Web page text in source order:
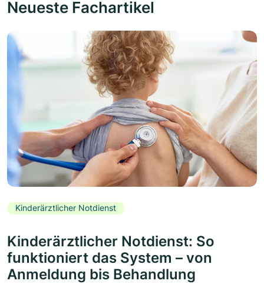
Neueste Fachartikel
Kinderärztlicher Notdienst
Kinderärztlicher Notdienst: So
funktioniert das System – von
Anmeldung bis Behandlung